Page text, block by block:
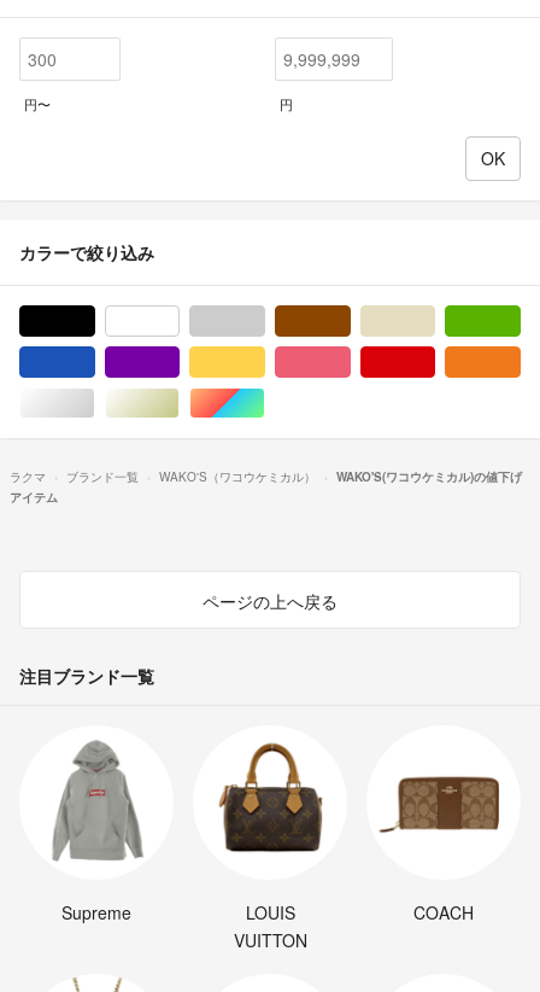
円〜 円
カラーで絞り込み
シルバー/銀色系ゴールド/金色系マルチカラー
ラクマ ブランド一覧 WAKO'S（ワコウケミカル）
WAKO'S(ワコウケミカル)の値下げ
アイテム
ページの上へ戻る
注目ブランド一覧
Supreme
LOUIS
VUITTON
COACH